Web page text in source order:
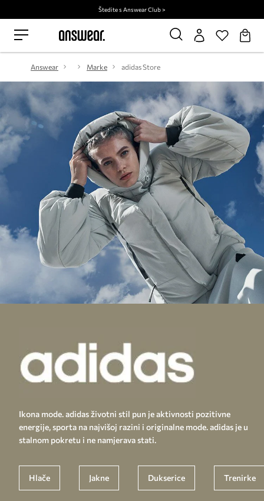
Štedite s Answear Club >
Answear Marke adidas Store
Ikona mode. adidas životni stil pun je aktivnosti pozitivne
energije, sporta na najvišoj razini i originalne mode. adidas je u
stalnom pokretu i ne namjerava stati.
Hlače Jakne Dukserice Trenirke